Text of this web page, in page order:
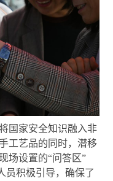
国家安全知识融入非
工艺品的同时，潜移
场设置的“问答区”
员积极引导，确保了